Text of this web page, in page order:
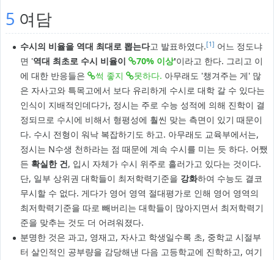
5 여담
수시의 비율을 역대 최대로 뽑는다고 발표하였다.[1] 어느 정도냐
면 '역대 최초로 수시 비율이 70% 이상'이라고 한다. 그리고 이
에 대한 반응들은
썩 좋지 못하다. 아무래도 '챙겨주는 게' 많
은 자사고와 특목고에서 보다 유리하게 수시로 대학 갈 수 있다는
인식이 지배적인데다가, 정시는 주로 수능 성적에 의해 진학이 결
정되므로 수시에 비해서 형평성에 훨씬 맞는 측면이 있기 때문이
다. 수시 전형이 워낙 복잡하기도 하고. 아무래도 교육부에서는,
정시는 N수생 천하라는 점 때문에 계속 수시를 미는 듯 하다. 어쨌
든 확실한 건, 입시 자체가 수시 위주로 흘러가고 있다는 것이다.
단, 일부 상위권 대학들이 최저학력기준을 강화하여 수능도 결코
무시할 수 없다. 게다가 영어 영역 절대평가로 인해 영어 영역의
최저학력기준을 따로 빼버리는 대학들이 많아지면서 최저학력기
준을 맞추는 것도 더 어려워졌다.
분명한 것은 과고, 영재고, 자사고 학생일수록 초, 중학교 시절부
터 살인적인 공부량을 감당해낸 다음 고등학교에 진학하고, 여기